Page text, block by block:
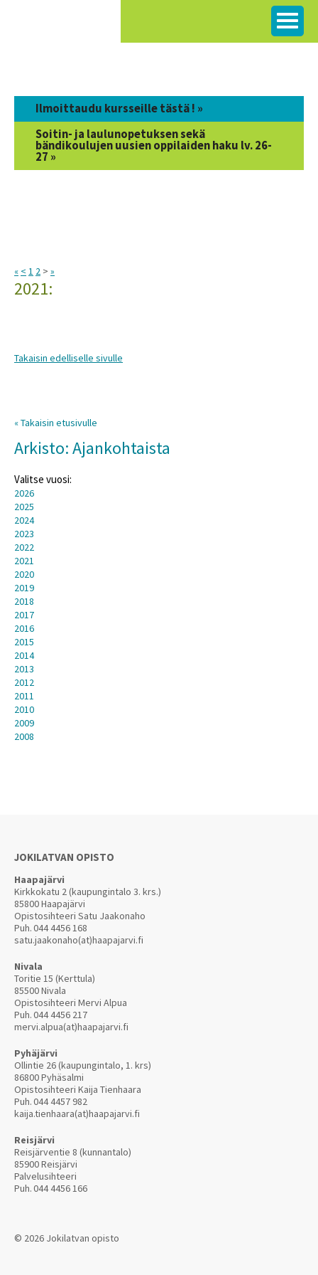
Ilmoittaudu kursseille tästä ! »
Soitin- ja laulunopetuksen sekä
bändikoulujen uusien oppilaiden haku lv. 26-
27 »
« < 1 2 > »
2021:
Takaisin edelliselle sivulle
« Takaisin etusivulle
Arkisto: Ajankohtaista
Valitse vuosi:
2026
2025
2024
2023
2022
2021
2020
2019
2018
2017
2016
2015
2014
2013
2012
2011
2010
2009
2008
JOKILATVAN OPISTO
Haapajärvi
Kirkkokatu 2 (kaupungintalo 3. krs.)
85800 Haapajärvi
Opistosihteeri Satu Jaakonaho
Puh.044 4456 168
satu.jaakonaho(at)haapajarvi.fi
Nivala
Toritie 15 (Kerttula)
85500 Nivala
Opistosihteeri Mervi Alpua
Puh.044 4456 217
mervi.alpua(at)haapajarvi.fi
Pyhäjärvi
Ollintie 26 (kaupungintalo, 1. krs)
86800 Pyhäsalmi
Opistosihteeri Kaija Tienhaara
Puh.044 4457 982
kaija.tienhaara(at)haapajarvi.fi
Reisjärvi
Reisjärventie 8 (kunnantalo)
85900 Reisjärvi
Palvelusihteeri
Puh.044 4456 166
© 2026 Jokilatvan opisto